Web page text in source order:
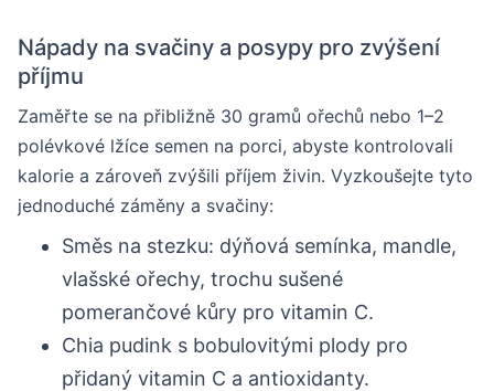
Nápady na svačiny a posypy pro zvýšení
příjmu
Zaměřte se na přibližně 30 gramů ořechů nebo 1–2
polévkové lžíce semen na porci, abyste kontrolovali
kalorie a zároveň zvýšili příjem živin. Vyzkoušejte tyto
jednoduché záměny a svačiny:
Směs na stezku: dýňová semínka, mandle,
vlašské ořechy, trochu sušené
pomerančové kůry pro vitamin C.
Chia pudink s bobulovitými plody pro
přidaný vitamin C a antioxidanty.